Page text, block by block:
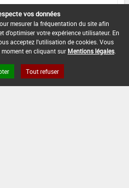
:
- Aubergine*Trt
phytophages
vos données
mesurer la fréquentation du site afin
d'optimiser votre expérience utilisateur. En
acceptez l'utilisation de cookies. Vous
en cliquant sur Mentions légales
Tout refuser